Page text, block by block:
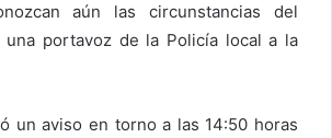
aún las circunstancias del
una portavoz de la Policía local a la
un aviso en torno a las 14:50 horas